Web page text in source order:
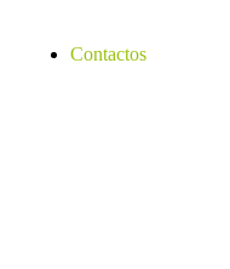
Contactos